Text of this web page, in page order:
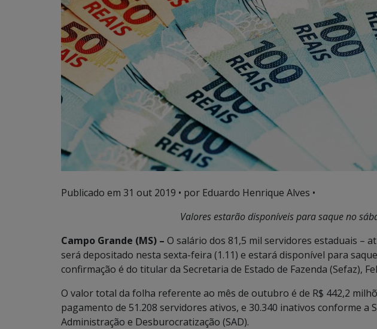
Publicado em 31 out 2019 • por Eduardo Henrique Alves •
Valores estarão disponíveis para saque no
Campo Grande (MS) – O salário dos 81,5 mil servidores estaduais –
será depositado nesta sexta-feira (1.11) e estará disponível para
confirmação é do titular da Secretaria de Estado de Fazenda (Sefaz),
O valor total da folha referente ao mês de outubro é de R$ 442,2
pagamento de 51.208 servidores ativos, e 30.340 inativos conforme a
Administração e Desburocratização (SAD).